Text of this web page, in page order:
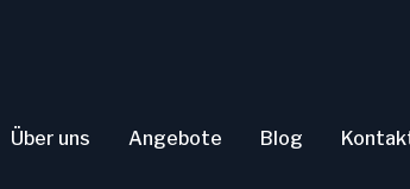
Über uns Angebote Blog